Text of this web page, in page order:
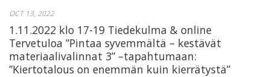
OCT 13, 2022
1.11.2022 klo 17-19 Tiedekulma & online
Tervetuloa ”Pintaa syvemmältä – kestävät
materiaalivalinnat 3” –tapahtumaan:
”Kiertotalous on enemmän kuin kierrätystä”